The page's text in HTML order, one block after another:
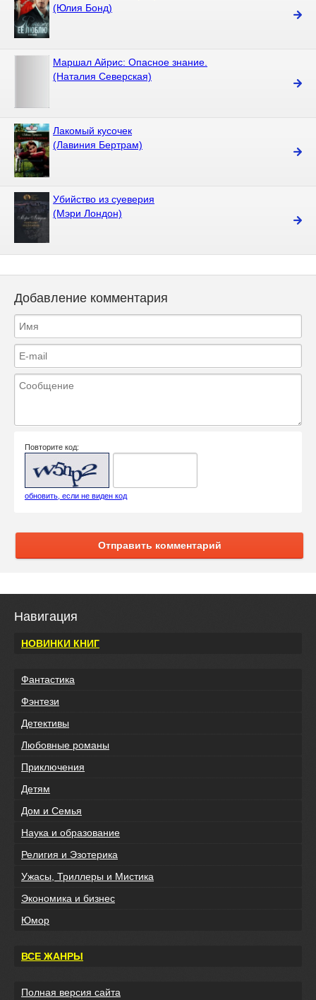
(Юлия Бонд)
Маршал Айрис: Опасное знание.
(Наталия Северская)
Лакомый кусочек
(Лавиния Бертрам)
Убийство из суеверия
(Мэри Лондон)
Добавление комментария
Повторите код:
обновить, если не виден код
Отправить комментарий
Навигация
НОВИНКИ КНИГ
Фантастика
Фэнтези
Детективы
Любовные романы
Приключения
Детям
Дом и Семья
Наука и образование
Религия и Эзотерика
Ужасы, Триллеры и Мистика
Экономика и бизнес
Юмор
ВСЕ ЖАНРЫ
Полная версия сайта